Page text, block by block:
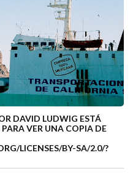
DAVID LUDWIG ESTÁ
VER UNA COPIA DE
LICENSES/BY-SA/2.0/?